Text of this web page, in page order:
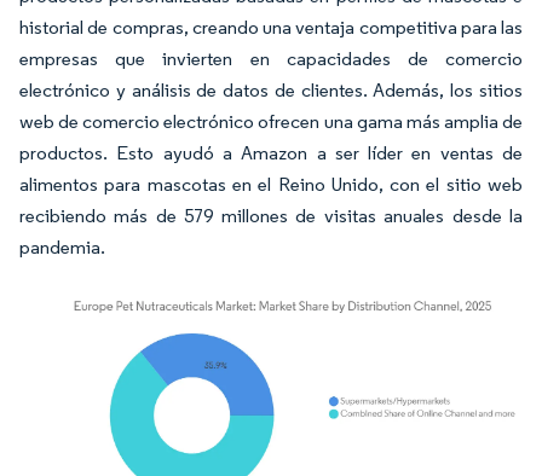
historial de compras, creando una ventaja competitiva para las
empresas que invierten en capacidades de comercio
electrónico y análisis de datos de clientes. Además, los sitios
web de comercio electrónico ofrecen una gama más amplia de
productos. Esto ayudó a Amazon a ser líder en ventas de
alimentos para mascotas en el Reino Unido, con el sitio web
recibiendo más de 579 millones de visitas anuales desde la
pandemia.